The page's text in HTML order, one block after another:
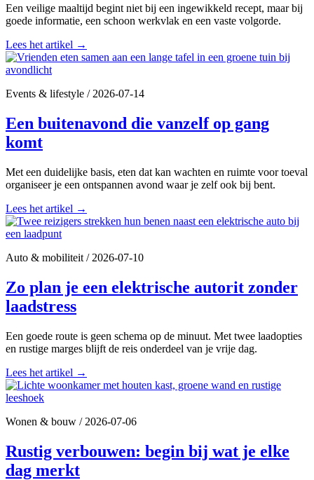
Een veilige maaltijd begint niet bij een ingewikkeld recept, maar bij
goede informatie, een schoon werkvlak en een vaste volgorde.
Lees het artikel →
Events & lifestyle /2026-07-14
Een buitenavond die vanzelf op gang
komt
Met een duidelijke basis, eten dat kan wachten en ruimte voor toeval
organiseer je een ontspannen avond waar je zelf ook bij bent.
Lees het artikel →
Auto & mobiliteit /2026-07-10
Zo plan je een elektrische autorit zonder
laadstress
Een goede route is geen schema op de minuut. Met twee laadopties
en rustige marges blijft de reis onderdeel van je vrije dag.
Lees het artikel →
Wonen & bouw /2026-07-06
Rustig verbouwen: begin bij wat je elke
dag merkt